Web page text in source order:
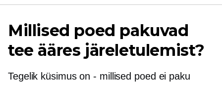
Millised poed pakuvad
tee ääres järeletulemist?
Tegelik küsimus on- millised poed ei paku